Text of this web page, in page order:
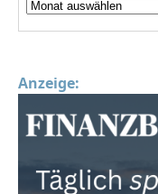
Anzeige: